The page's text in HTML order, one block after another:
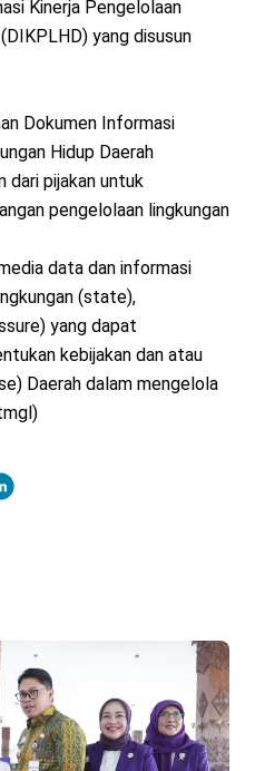
Kinerja Pengelolaan
yang disusun
Dokumen Informasi
Hidup Daerah
dari pijakan untuk
pengelolaan lingkungan
data dan informasi
(state),
yang dapat
kebijakan dan atau
Daerah dalam mengelola